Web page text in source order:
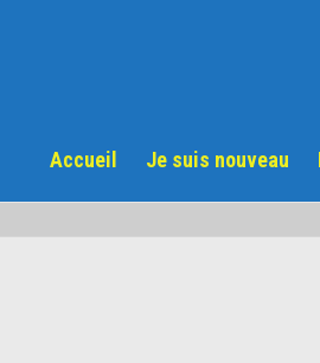
Accueil Je suis nouveau